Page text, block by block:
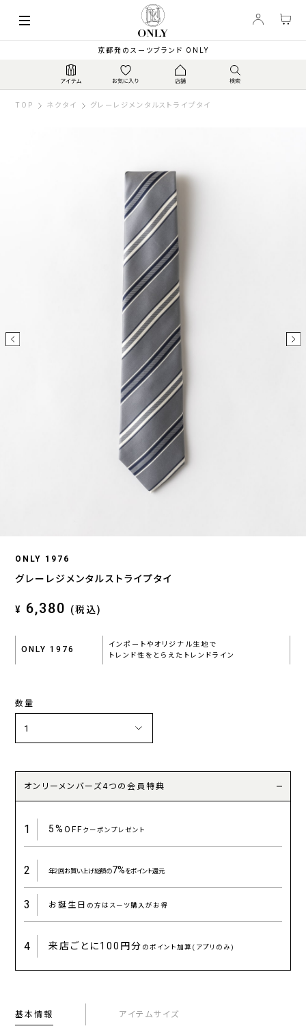
京都発のスーツブランド ONLY
TOP ネクタイ グレーレジメンタルストライプタイ
ONLY 1976
グレーレジメンタルストライプタイ
¥ 6,380 (税込)
ONLY 1976
インポートやオリジナル生地で
トレンド性をとらえたトレンドライン
数量
オンリーメンバーズ4つの会員特典
1 5%OFFクーポンプレゼント
2 年2回お買い上げ総額の7%をポイント還元
3 お誕生日 の方はスーツ購入がお得
4 来店ごとに100円分 のポイント加算(アプリのみ)
基本情報 アイテムサイズ